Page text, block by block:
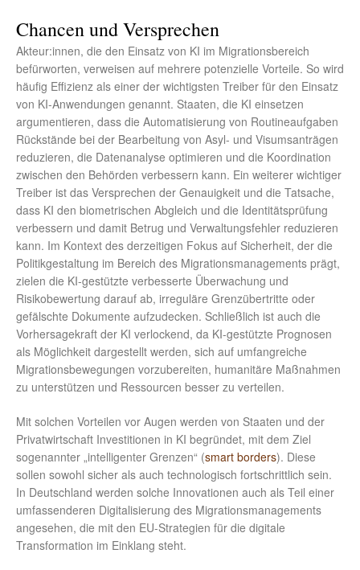
Chancen und Versprechen
Akteur:innen, die den Einsatz von KI im Migrationsbereich
befürworten, verweisen auf mehrere potenzielle Vorteile. So wird
häufig Effizienz als einer der wichtigsten Treiber für den Einsatz
von KI-Anwendungen genannt. Staaten, die KI einsetzen
argumentieren, dass die Automatisierung von Routineaufgaben
Rückstände bei der Bearbeitung von Asyl- und Visumsanträgen
reduzieren, die Datenanalyse optimieren und die Koordination
zwischen den Behörden verbessern kann. Ein weiterer wichtiger
Treiber ist das Versprechen der Genauigkeit und die Tatsache,
dass KI den biometrischen Abgleich und die Identitätsprüfung
verbessern und damit Betrug und Verwaltungsfehler reduzieren
kann. Im Kontext des derzeitigen Fokus auf Sicherheit, der die
Politikgestaltung im Bereich des Migrationsmanagements prägt,
zielen die KI-gestützte verbesserte Überwachung und
Risikobewertung darauf ab, irreguläre Grenzübertritte oder
gefälschte Dokumente aufzudecken. Schließlich ist auch die
Vorhersagekraft der KI verlockend, da KI-gestützte Prognosen
als Möglichkeit dargestellt werden, sich auf umfangreiche
Migrationsbewegungen vorzubereiten, humanitäre Maßnahmen
zu unterstützen und Ressourcen besser zu verteilen.
Mit solchen Vorteilen vor Augen werden von Staaten und der
Privatwirtschaft Investitionen in KI begründet, mit dem Ziel
sogenannter „intelligenter Grenzen“ (smart borders). Diese
sollen sowohl sicher als auch technologisch fortschrittlich sein.
In Deutschland werden solche Innovationen auch als Teil einer
umfassenderen Digitalisierung des Migrationsmanagements
angesehen, die mit den EU-Strategien für die digitale
Transformation im Einklang steht.